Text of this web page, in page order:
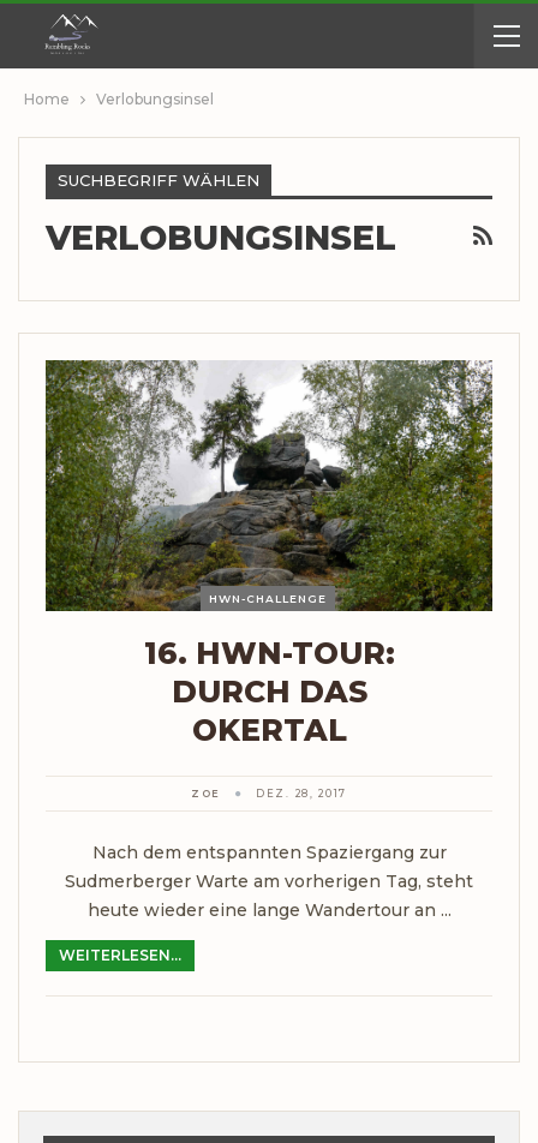
Home Verlobungsinsel
SUCHBEGRIFF WÄHLEN
VERLOBUNGSINSEL
HWN-CHALLENGE
16. HWN-TOUR:
DURCH DAS
OKERTAL
ZOE DEZ. 28, 2017
Nach dem entspannten Spaziergang zur
Sudmerberger Warte am vorherigen Tag, steht
heute wieder eine lange Wandertour an ...
WEITERLESEN...